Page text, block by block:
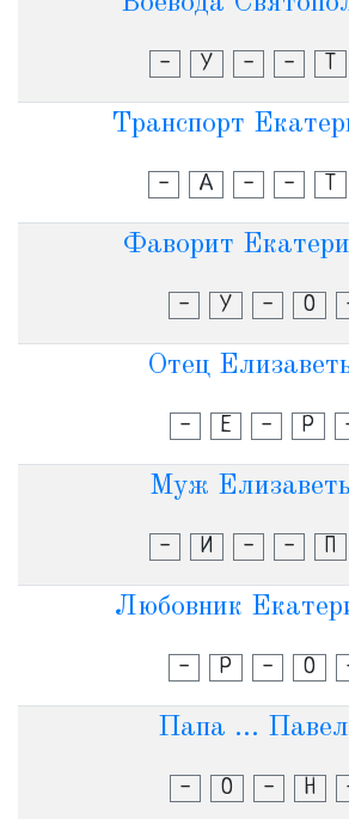
- У - - Т
Транспорт
- А - - Т
Фаворит
- У - О
Отец
- Е - Р
Муж
- И - - П
Любовник
- Р - О
Папа ...
- О - Н